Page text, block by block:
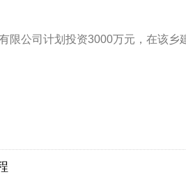
公司计划投资3000万元，在该乡